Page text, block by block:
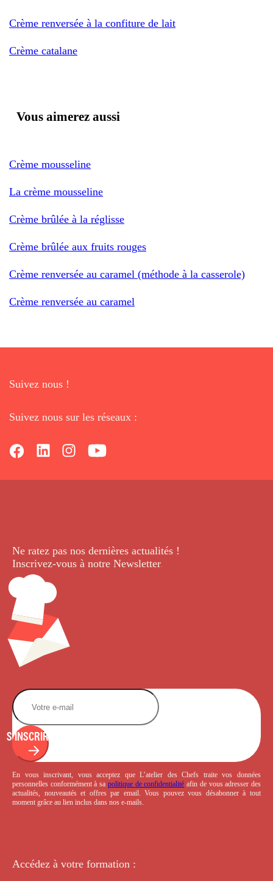
Crème renversée à la confiture de lait
Crème catalane
Vous aimerez aussi
Crème mousseline
La crème mousseline
Crème brûlée à la réglisse
Crème brûlée aux fruits rouges
Crème renversée au caramel (méthode à la casserole)
Crème renversée au caramel
Suivez nous !
Suivez nous sur les réseaux :
Ne ratez pas nos dernières actualités !
Inscrivez-vous à notre Newsletter.
S'INSCRIRE
En vous inscrivant, vous acceptez que L’atelier des Chefs traite vos données
personnelles conformément à sa politique de confidentialité afin de vous adresser des
actualités, nouveautés et offres par email. Vous pouvez vous désabonner à tout
moment grâce au lien inclus dans nos e-mails.
Accédez à votre formation :